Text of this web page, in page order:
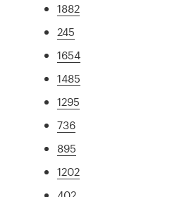
1882
245
1654
1485
1295
736
895
1202